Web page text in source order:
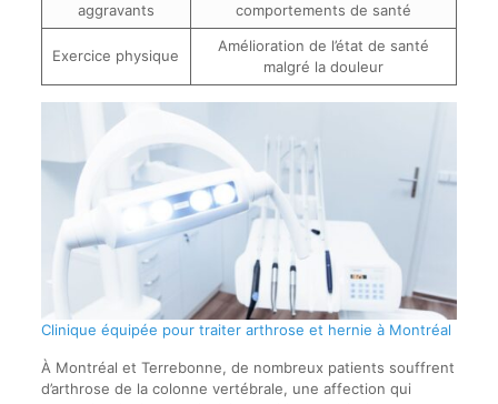
aggravants
comportements de santé
Exercice physique
Amélioration de l’état de santé
malgré la douleur
Clinique équipée pour traiter arthrose et hernie à Montréal
À Montréal et Terrebonne, de nombreux patients souffrent
d’arthrose de la colonne vertébrale, une affection qui